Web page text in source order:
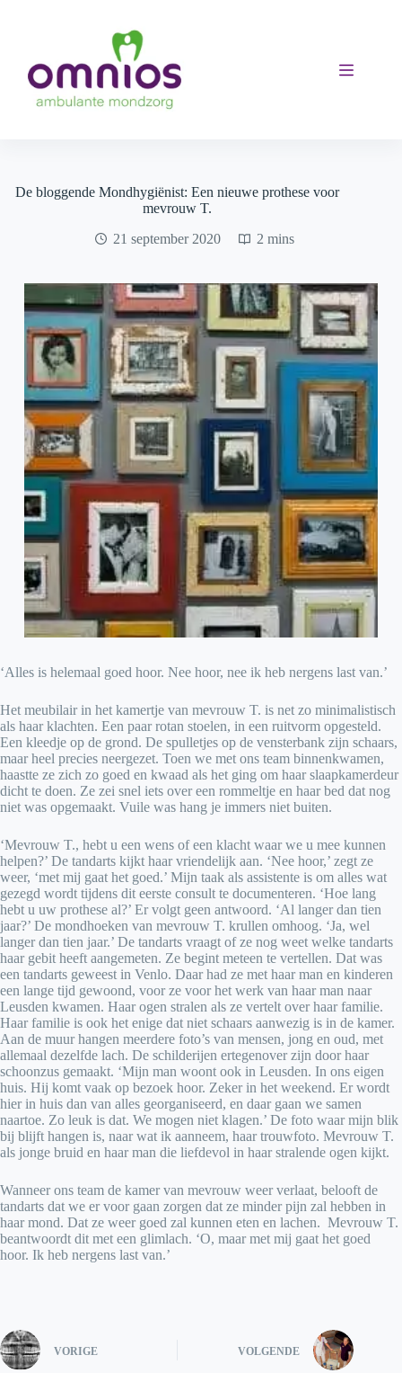
De bloggende Mondhygiënist: Een nieuwe prothese voor
mevrouw T.
21 september 2020
2 mins
‘Alles is helemaal goed hoor. Nee hoor, nee ik heb nergens last van.’
Het meubilair in het kamertje van mevrouw T. is net zo minimalistisch
als haar klachten. Een paar rotan stoelen, in een ruitvorm opgesteld.
Een kleedje op de grond. De spulletjes op de vensterbank zijn schaars,
maar heel precies neergezet. Toen we met ons team binnenkwamen,
haastte ze zich zo goed en kwaad als het ging om haar slaapkamerdeur
dicht te doen. Ze zei snel iets over een rommeltje en haar bed dat nog
niet was opgemaakt. Vuile was hang je immers niet buiten.
‘Mevrouw T., hebt u een wens of een klacht waar we u mee kunnen
helpen?’ De tandarts kijkt haar vriendelijk aan. ‘Nee hoor,’ zegt ze
weer, ‘met mij gaat het goed.’ Mijn taak als assistente is om alles wat
gezegd wordt tijdens dit eerste consult te documenteren. ‘Hoe lang
hebt u uw prothese al?’ Er volgt geen antwoord. ‘Al langer dan tien
jaar?’ De mondhoeken van mevrouw T. krullen omhoog. ‘Ja, wel
langer dan tien jaar.’ De tandarts vraagt of ze nog weet welke tandarts
haar gebit heeft aangemeten. Ze begint meteen te vertellen. Dat was
een tandarts geweest in Venlo. Daar had ze met haar man en kinderen
een lange tijd gewoond, voor ze voor het werk van haar man naar
Leusden kwamen. Haar ogen stralen als ze vertelt over haar familie.
Haar familie is ook het enige dat niet schaars aanwezig is in de kamer.
Aan de muur hangen meerdere foto’s van mensen, jong en oud, met
allemaal dezelfde lach. De schilderijen ertegenover zijn door haar
schoonzus gemaakt. ‘Mijn man woont ook in Leusden. In ons eigen
huis. Hij komt vaak op bezoek hoor. Zeker in het weekend. Er wordt
hier in huis dan van alles georganiseerd, en daar gaan we samen
naartoe. Zo leuk is dat. We mogen niet klagen.’ De foto waar mijn blik
bij blijft hangen is, naar wat ik aanneem, haar trouwfoto. Mevrouw T.
als jonge bruid en haar man die liefdevol in haar stralende ogen kijkt.
Wanneer ons team de kamer van mevrouw weer verlaat, belooft de
tandarts dat we er voor gaan zorgen dat ze minder pijn zal hebben in
haar mond. Dat ze weer goed zal kunnen eten en lachen. Mevrouw T.
beantwoordt dit met een glimlach. ‘O, maar met mij gaat het goed
hoor. Ik heb nergens last van.’
VORIGE VOLGENDE